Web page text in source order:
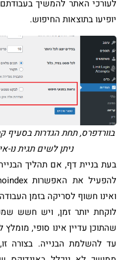
לעורכי האתר להמשיך
יופיעו בתוצאות החיפוש.
בוורדפרס, תחת הגדרות בסעיף
ניתן לשים תגית
בעת בניית דף, אם תהליך
ואינו חשוף לסריקה בזמן
לוקחת יותר זמן, ויש חשש
עד להשלמת הבנייה. בצורה